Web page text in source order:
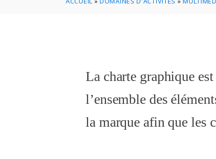
La charte graphique
l’ensemble des
la marque afin que les